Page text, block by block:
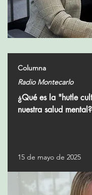
Columna
Radio Montecarlo
¿Qué es la "hutle
nuestra salud mental?
15 de mayo de 2025